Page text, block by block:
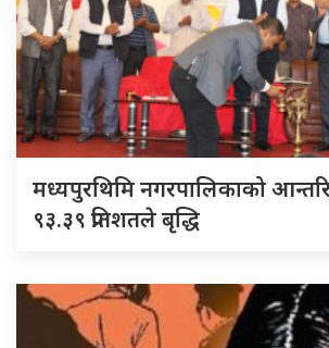
मध्यपुरथिमि नगरपालिकाको
९३.३९ प्रतिशतले बृद्धि